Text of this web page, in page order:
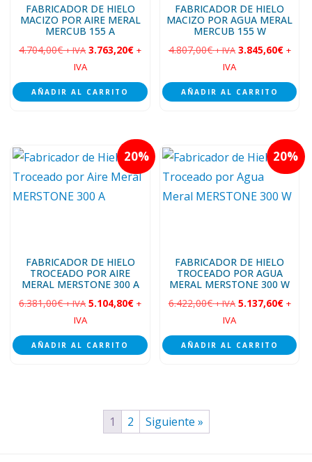
FABRICADOR DE HIELO
MACIZO POR AIRE MERAL
MERCUB 155 A
4.704,00€ + IVA 3.763,20€ +
IVA
AÑADIR AL CARRITO
FABRICADOR DE HIELO
MACIZO POR AGUA MERAL
MERCUB 155 W
4.807,00€ + IVA 3.845,60€ +
IVA
AÑADIR AL CARRITO
20
FABRICADOR DE HIELO
TROCEADO POR AIRE
MERAL MERSTONE 300 A
6.381,00€ + IVA 5.104,80€ +
IVA
AÑADIR AL CARRITO
20
FABRICADOR DE HIELO
TROCEADO POR AGUA
MERAL MERSTONE 300 W
6.422,00€ + IVA 5.137,60€ +
IVA
AÑADIR AL CARRITO
1 2 Siguiente »